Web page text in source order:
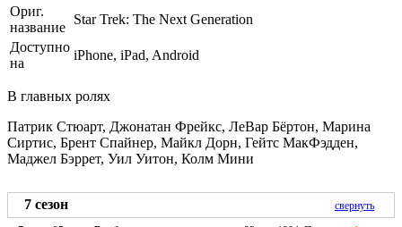
Ориг.
название
Star Trek: The Next Generation
Доступно
на
iPhone, iPad, Android
В главных ролях
Патрик Стюарт, Джонатан Фрейкс, ЛеВар Бёртон, Марина
Сиртис, Брент Спайнер, Майкл Дорн, Гейтс МакФэдден,
Маджел Бэррет, Уил Уитон, Колм Мини
7 сезон
свернуть